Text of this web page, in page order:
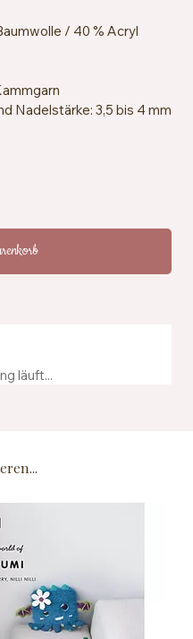
/ 40 % Acryl
Nadelstärke: 3,5 bis 4 mm
100
bei 30 °C
läuft...